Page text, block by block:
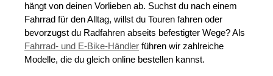
hängt von deinen Vorlieben ab. Suchst du nach einem
Fahrrad für den Alltag, willst du Touren fahren oder
bevorzugst du Radfahren abseits befestigter Wege? Als
Fahrrad- und E-Bike-Händler führen wir zahlreiche
Modelle, die du gleich online bestellen kannst.